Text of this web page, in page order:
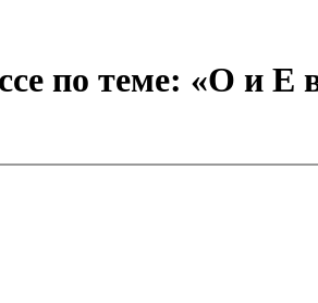
по теме: «О и